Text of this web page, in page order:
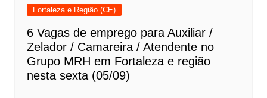
Fortaleza e Região (CE)
6 Vagas de emprego para Auxiliar /
Zelador / Camareira / Atendente no
Grupo MRH em Fortaleza e região
nesta sexta (05/09)